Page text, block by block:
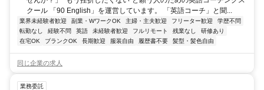
クール 「90 English」を運営しています。 「英語コーチ」と聞...
業界未経験者歓迎 副業・WワークOK 主婦・主夫歓迎 フリーター歓迎
学歴不問
転勤なし
経験不問 英語 未経験者歓迎 フルリモート 残業なし
研修あり
在宅OK
ブランクOK 長期歓迎 服装自由 履歴書不要 髪型・髪色自由
同じ企業の求人
業務委託